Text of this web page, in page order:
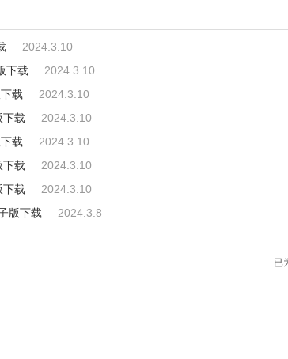
2024.3.10
下载
2024.3.10
载
2024.3.10
载
2024.3.10
载
2024.3.10
载
2024.3.10
载
2024.3.10
版下载
2024.3.8
已